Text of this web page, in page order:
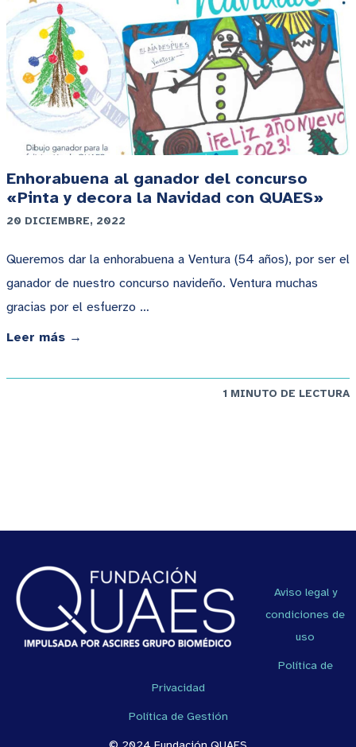
Enhorabuena al ganador del concurso
«Pinta y decora la Navidad con QUAES»
20 DICIEMBRE, 2022
Queremos dar la enhorabuena a Ventura (54 años), por ser el
ganador de nuestro concurso navideño. Ventura muchas
gracias por el esfuerzo …
Leer más →
1 MINUTO DE LECTURA
Aviso legal y
condiciones de
uso
Política de
Privacidad
Política de Gestión